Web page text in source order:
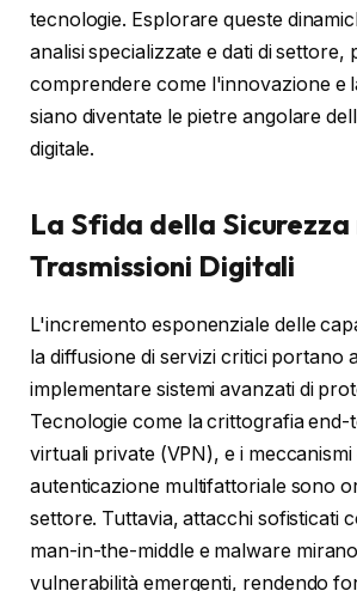
tecnologie. Esplorare queste
analisi specializzate e dati di settore,
comprendere come l'innovazione e
siano diventate le pietre angolare
digitale.
La Sfida della Sicurezza
Trasmissioni Digitali
L'incremento esponenziale delle
la diffusione di servizi critici portano
implementare sistemi avanzati di
Tecnologie come la crittografia end-
virtuali private (VPN), e i meccanismi
autenticazione multifattoriale sono
settore. Tuttavia, attacchi sofisticati
man-in-the-middle e malware
vulnerabilità emergenti, rendendo